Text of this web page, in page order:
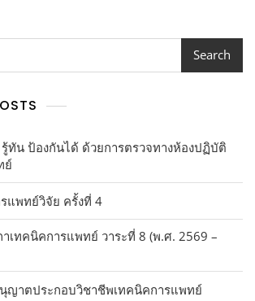
Search
ทัน ป้องกันได้ ด้วยการตรวจทางห้องปฏิบัติ
ย์
แพทย์วิจัย ครั้งที่ 4
เทคนิคการแพทย์ วาระที่ 8 (พ.ศ. 2569 –
ญาตประกอบวิชาชีพเทคนิคการแพทย์